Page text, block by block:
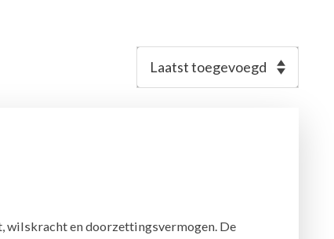
wilskracht en doorzettingsvermogen. De